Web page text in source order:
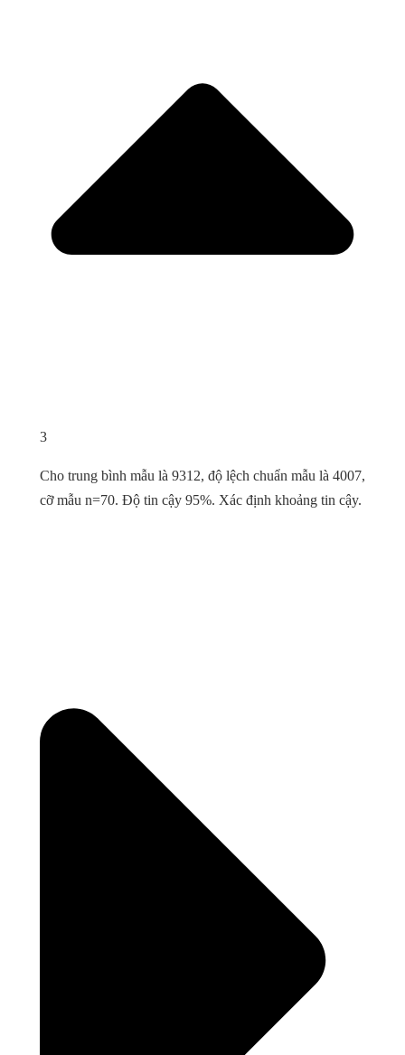
3
Cho trung bình mẫu là 9312, độ lệch chuẩn mẫu là 4007,
cỡ mẫu n=70. Độ tin cậy 95%. Xác định khoảng tin cậy.